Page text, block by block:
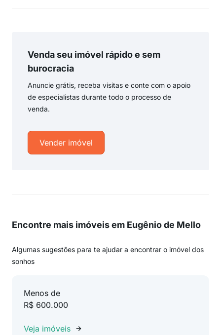
Venda seu imóvel rápido e sem
burocracia
Anuncie grátis, receba visitas e conte com o apoio
de especialistas durante todo o processo de
venda.
Vender imóvel
Encontre mais imóveis em Eugênio de Mello
Algumas sugestões para te ajudar a encontrar o imóvel dos
sonhos
Menos de
R$ 600.000
Veja imóveis